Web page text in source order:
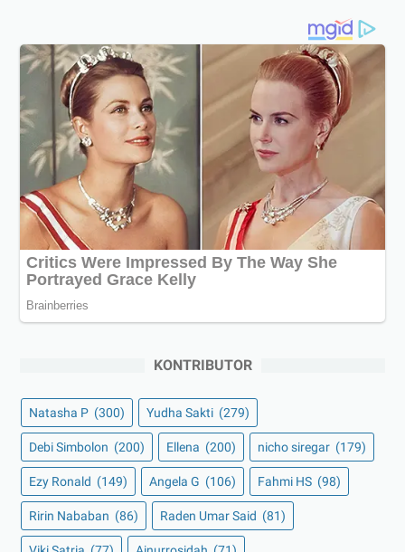
KONTRIBUTOR
Natasha P (300) Yudha Sakti (279)
Debi Simbolon (200) Ellena (200) nicho siregar (179)
Ezy Ronald (149) Angela G (106) Fahmi HS (98)
Ririn Nababan (86) Raden Umar Said (81)